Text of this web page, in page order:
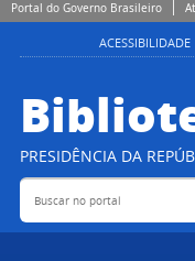
Portal do Governo Brasileiro
ACESSIBILIDADE
PRESIDÊNCIA DA
Buscar no portal